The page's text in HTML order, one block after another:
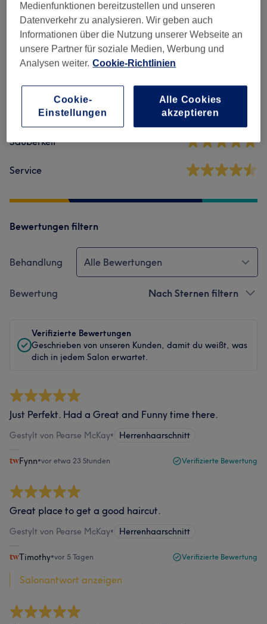
Salonbewertungen
4,7 98 Bewertungen
Ambiente
Sauberkeit
Service
Bewertungen filtern
Behandlung Alle Bewertungen
Bewertung Nach Sternen filtern
Verifizierte Bewertungen
Geschrieben von unseren Kunden, damit du weißt, was
dich in jedem Salon erwartet.
Just Perfekt. Had a Great and Funny time there.
Gestylt von Pearse McKay• Herrenhaarschnitt
Fynn•vor etwa 23 Stunden Verifizierte Bewertung
Great place to get a good haircut.
Gestylt von Pearse McKay• Herrenhaarschnitt
Timothy•vor 5 Tagen Verifizierte Bewertung
Salonantwort anzeigen
Medienfunktionen bereitzustellen und unseren
Datenverkehr zu analysieren. Wir geben auch
Informationen über die Nutzung unserer Webseite an
unsere Partner für soziale Medien, Werbung und
Analysen weiter. Cookie-Richtlinien
Cookie-
Einstellungen
Alle Cookies
akzeptieren